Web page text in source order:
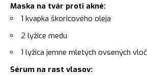
Maska na tvár proti akné:
1 kvapka škoricového oleja
2 lyžice medu
1 lyžica jemne mletých ovsených
Sérum na rast vlasov: